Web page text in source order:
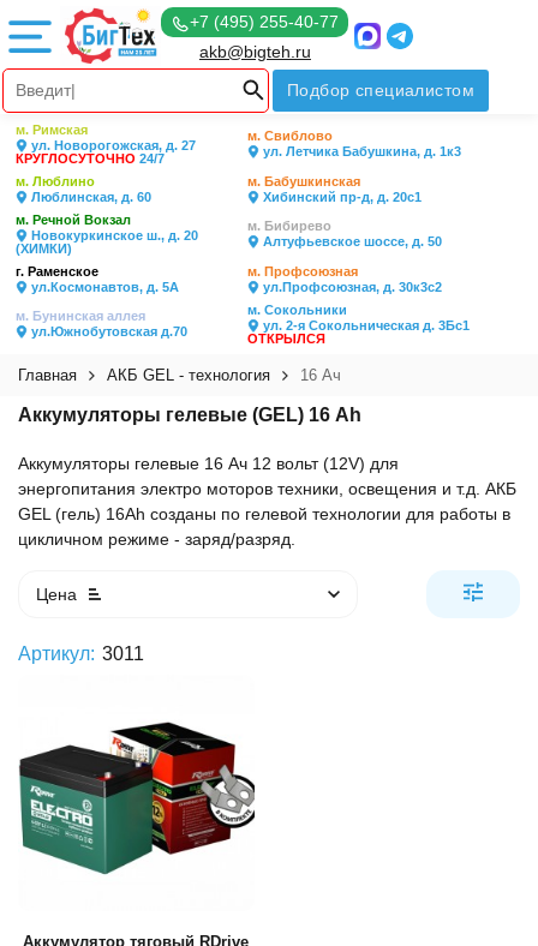
+7 (495) 255-40-77
akb@bigteh.ru
Подбор специалистом
м. Римская
ул. Новорогожская, д. 27
КРУГЛОСУТОЧНО 24/7
м. Свиблово
ул. Летчика Бабушкина, д. 1к3
м. Люблино
Люблинская, д. 60
м. Бабушкинская
Хибинский пр-д, д. 20с1
м. Речной Вокзал
Новокуркинское ш., д. 20
(ХИМКИ)
м. Бибирево
Алтуфьевское шоссе, д. 50
г. Раменское
ул.Космонавтов, д. 5А
м. Профсоюзная
ул.Профсоюзная, д. 30к3с2
м. Бунинская аллея
ул.Южнобутовская д.70
м. Сокольники
ул. 2-я Сокольническая д. 3Бс1
ОТКРЫЛСЯ
Главная АКБ GEL - технология 16 Ач
Аккумуляторы гелевые (GEL) 16 Ah
Аккумуляторы гелевые 16 Ач 12 вольт (12V) для
энергопитания электро моторов техники, освещения и т.д. АКБ
GEL (гель) 16Ah созданы по гелевой технологии для работы в
цикличном режиме - заряд/разряд.
Цена
Артикул: 3011
Аккумулятор тяговый RDrive